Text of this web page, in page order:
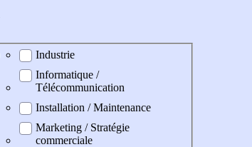
Industrie
Informatique /
Télécommunication
Installation / Maintenance
Marketing / Stratégie
commerciale